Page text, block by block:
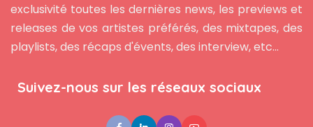
exclusivité toutes les dernières news, les previews et
releases de vos artistes préférés, des mixtapes, des
playlists, des récaps d'évents, des interview, etc...
Suivez-nous sur les réseaux sociaux